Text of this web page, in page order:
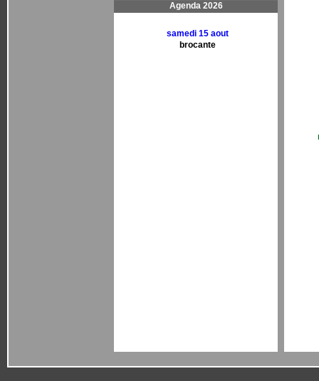
Agenda 2026
samedi 15 aout
brocante